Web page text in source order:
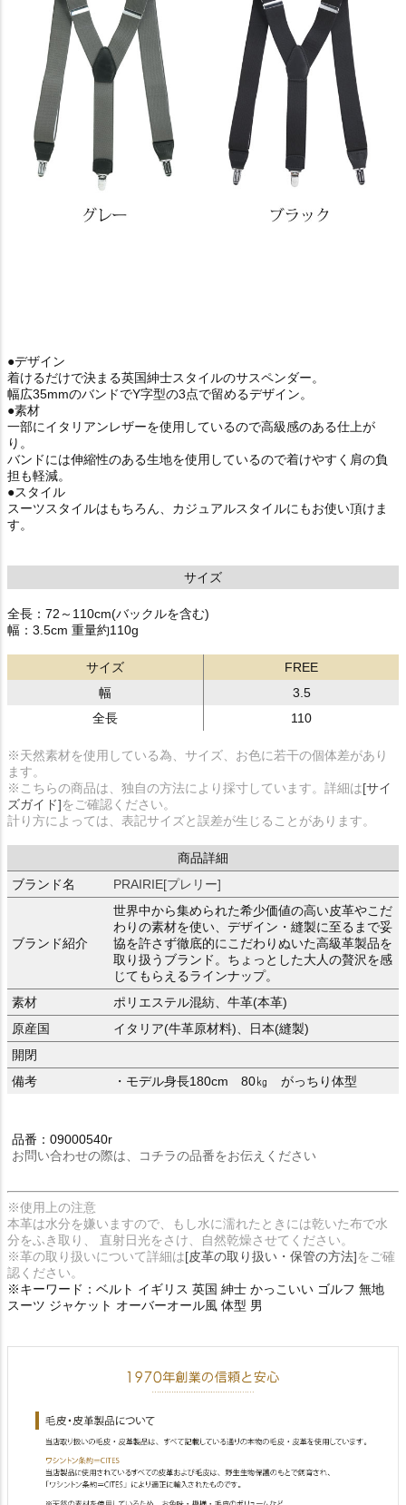
●デザイン
着けるだけで決まる英国紳士スタイルのサスペンダー。
幅広35mmのバンドでY字型の3点で留めるデザイン。
●素材
一部にイタリアンレザーを使用しているので高級感のある仕上が
り。
バンドには伸縮性のある生地を使用しているので着けやすく肩の負
担も軽減。
●スタイル
スーツスタイルはもちろん、カジュアルスタイルにもお使い頂けま
す。
サイズ
全長：72～110cm(バックルを含む)
幅：3.5cm 重量約110g
サイズ
FREE
幅
3.5
全長
110
※天然素材を使用している為、サイズ、お色に若干の個体差があり
ます。
※こちらの商品は、独自の方法により採寸しています。詳細は[サイ
ズガイド]をご確認ください。
計り方によっては、表記サイズと誤差が生じることがあります。
商品詳細
ブランド名
PRAIRIE[プレリー]
ブランド紹介
世界中から集められた希少価値の高い皮革やこだ
わりの素材を使い、デザイン・縫製に至るまで妥
協を許さず徹底的にこだわりぬいた高級革製品を
取り扱うブランド。ちょっとした大人の贅沢を感
じてもらえるラインナップ。
素材
ポリエステル混紡、牛革(本革)
原産国
イタリア(牛革原材料)、日本(縫製)
開閉
備考
・モデル身長180cm 80㎏ がっちり体型
品番：09000540r
お問い合わせの際は、コチラの品番をお伝えください
※使用上の注意
本革は水分を嫌いますので、もし水に濡れたときには乾いた布で水
分をふき取り、 直射日光をさけ、自然乾燥させてください。
※革の取り扱いについて詳細は[皮革の取り扱い・保管の方法]をご確
認ください。
※キーワード：ベルト イギリス 英国 紳士 かっこいい ゴルフ 無地
スーツ ジャケット オーバーオール風 体型 男